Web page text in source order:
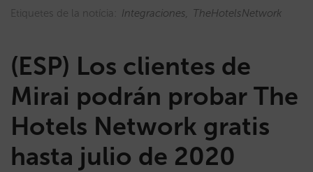
Etiquetes de la notícia: Integraciones TheHotelsNetwork
(ESP) Los clientes de
Mirai podrán probar The
Hotels Network gratis
hasta julio de 2020